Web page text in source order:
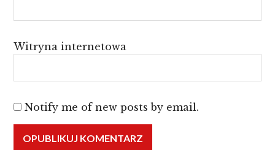
Witryna internetowa
Notify me of new posts by email.